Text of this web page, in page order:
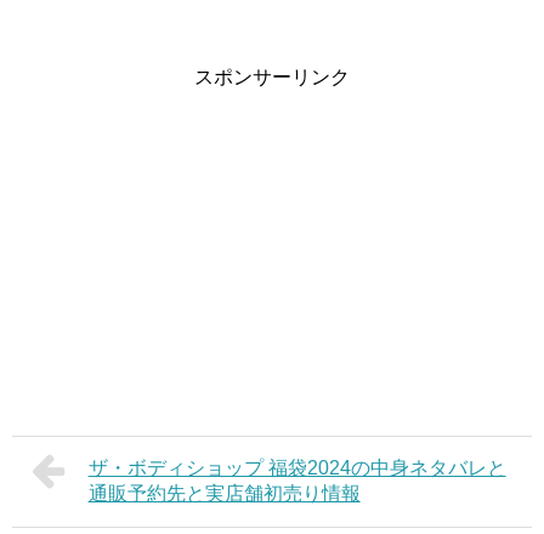
スポンサーリンク
ザ・ボディショップ 福袋2024の中身ネタバレと
通販予約先と実店舗初売り情報